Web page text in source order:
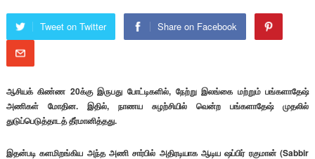
Tweet on Twitter Share on Facebook
ஆசியக் கிண்ண 20க்கு இருபது போட்டிகளில், நேற்று இலங்கை மற்றும் பங்களாதேஷ்
அணிகள் மோதின. இதில், நாணய சுழற்சியில் வென்ற பங்களாதேஷ் முதலில்
துடுப்பெடுத்தாடத் தீர்மானித்தது.
இதன்படி களமிறங்கிய அந்த அணி சார்பில் அதிரடியாக ஆடிய ஷப்பிர் ரகுமான் (Sabbir